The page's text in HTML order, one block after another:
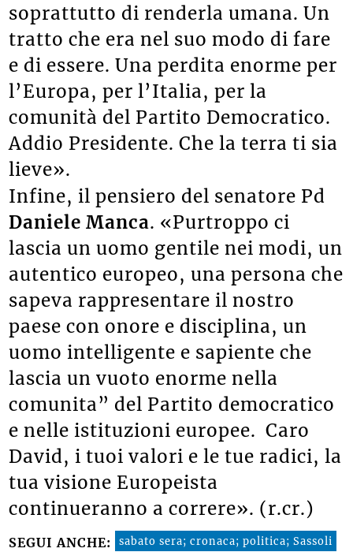
soprattutto di renderla umana. Un
tratto che era nel suo modo di fare
e di essere. Una perdita enorme per
l’Europa, per l’Italia, per la
comunità del Partito Democratico.
Addio Presidente. Che la terra ti sia
lieve».
Infine, il pensiero del senatore Pd
Daniele Manca. «Purtroppo ci
lascia un uomo gentile nei modi, un
autentico europeo, una persona che
sapeva rappresentare il nostro
paese con onore e disciplina, un
uomo intelligente e sapiente che
lascia un vuoto enorme nella
comunita” del Partito democratico
e nelle istituzioni europee. Caro
David, i tuoi valori e le tue radici, la
tua visione Europeista
continueranno a correre». (r.cr.)
SEGUI ANCHE: sabato sera; cronaca; politica; Sassoli